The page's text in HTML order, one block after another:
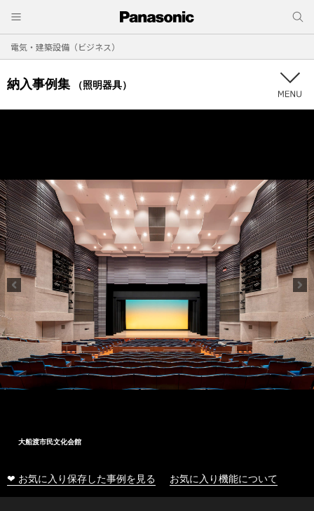
電気・建築設備（ビジネス）
納入事例集 （照明器具）
大船渡市民文化会館
❤ お気に入り保存した事例を見る お気に入り機能について